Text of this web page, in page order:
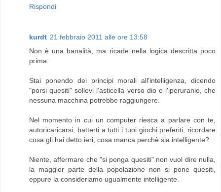
Rispondi
kurdt 21 febbraio 2011 alle ore 13:58
Non è una banalità, ma ricade nella logica descritta poco
prima.
Stai ponendo dei principi morali all'intelligenza, dicendo
"porsi quesiti" sollevi l'asticella verso dio e l'iperuranio, che
nessuna macchina potrebbe raggiungere.
Nel momento in cui un computer riesca a parlare con te,
autoricaricarsi, batterti a tutti i tuoi giochi preferiti, ricordare
cosa gli hai detto ieri, cosa manca perchè sia intelligente?
Niente, affermare che "si ponga quesiti" non vuol dire nulla,
la maggior parte della popolazione non si pone quesiti,
eppure la consideriamo ugualmente intelligente.